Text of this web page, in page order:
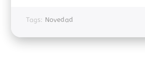
Tags: Novedad